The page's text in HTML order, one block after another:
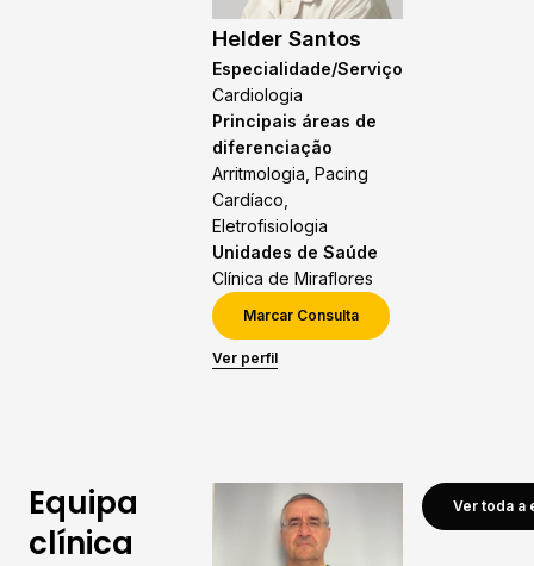
Helder Santos
Especialidade/Serviço
Cardiologia
Principais áreas de
diferenciação
Arritmologia, Pacing
Cardíaco,
Eletrofisiologia
Unidades de Saúde
Clínica de Miraflores
Marcar Consulta
Ver perfil
Equipa
clínica
Ver toda a